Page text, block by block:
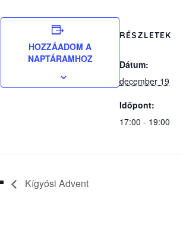
HOZZÁADOM A
NAPTÁRAMHOZ
RÉSZLETEK
Dátum:
december 19
Időpont:
17:00 - 19:00
Kígyósi Advent